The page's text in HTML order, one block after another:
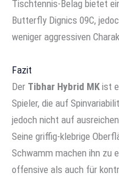
Tischtennis-Belag bietet
Butterfly Dignics 09C,
weniger aggressiven
Fazit
Der Tibhar Hybrid MK ist
Spieler, die auf
jedoch nicht auf
Seine griffig-klebrige
Schwamm machen ihn zu
offensive als auch für